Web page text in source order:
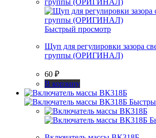
Быстрый просмотр
Щуп для регулировки зазора
группы (ОРИГИНАЛ)
60 ₽
В корзину